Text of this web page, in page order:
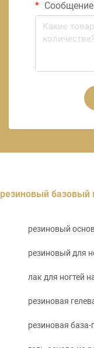
Сообщение
резиновый базовый
резиновый
резиновый для
лак для ногтей
резиновая
резиновая база-